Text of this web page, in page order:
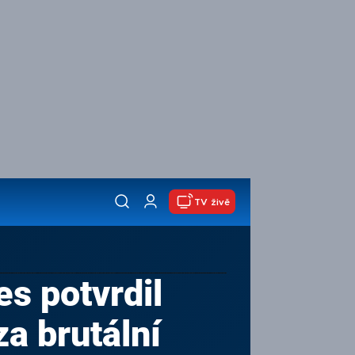
TV živě
potvrdil
brutální